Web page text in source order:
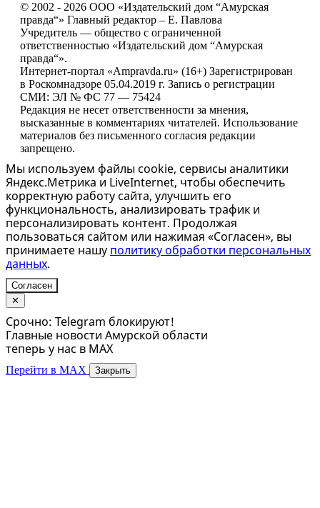
© 2002 - 2026 ООО «Издательский дом “Амурская
правда“» Главный редактор – Е. Павлова
Учредитель — общество с ограниченной
ответственностью «Издательский дом “Амурская
правда“».
Интернет-портал «Ampravda.ru» (16+) Зарегистрирован
в Роскомнадзоре 05.04.2019 г. Запись о регистрации
СМИ: ЭЛ № ФС 77 — 75424
Редакция не несет ответственности за мнения,
высказанные в комментариях читателей. Использование
материалов без письменного согласия редакции
запрещено.
Мы используем файлы cookie, сервисы аналитики
Яндекс.Метрика и LiveInternet, чтобы обеспечить
корректную работу сайта, улучшить его
функциональность, анализировать трафик и
персонализировать контент. Продолжая
пользоваться сайтом или нажимая «Согласен», вы
принимаете нашу политику обработки персональных
данных.
Согласен
✕
Срочно: Telegram блокируют!
Главные новости Амурской области
теперь у нас в MAX
Перейти в MAX Закрыть